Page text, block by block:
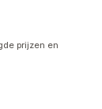
prijzen en